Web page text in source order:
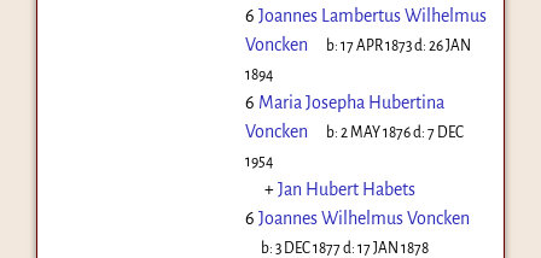
6 Joannes Lambertus Wilhelmus
Voncken
b:17 APR 1873d:26 JAN
1894
6 Maria Josepha Hubertina
Voncken
b:2 MAY 1876d:7 DEC
1954
+Jan Hubert Habets
6 Joannes Wilhelmus Voncken
b:3 DEC 1877d:17 JAN 1878